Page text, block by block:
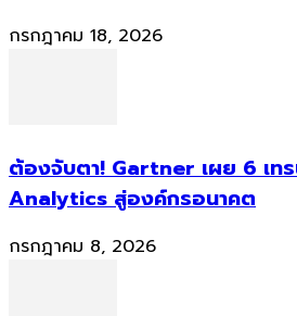
กรกฎาคม 18, 2026
ต้องจับตา! Gartner เผย 6 เท
Analytics สู่องค์กรอนาคต
กรกฎาคม 8, 2026